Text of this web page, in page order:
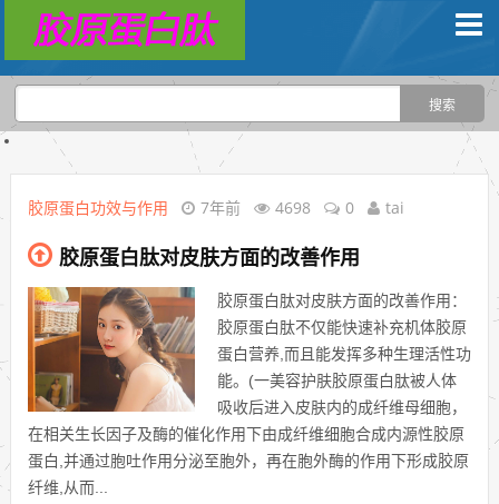
胶原蛋白功效与作用 7年前 4698 0 tai
胶原蛋白肽对皮肤方面的改善作用
胶原蛋白肽对皮肤方面的改善作用：
胶原蛋白肽不仅能快速补充机体胶原
蛋白营养,而且能发挥多种生理活性功
能。(一美容护肤胶原蛋白肽被人体
吸收后进入皮肤内的成纤维母细胞，
在相关生长因子及酶的催化作用下由成纤维细胞合成内源性胶原
蛋白,并通过胞吐作用分泌至胞外，再在胞外酶的作用下形成胶原
纤维,从而...